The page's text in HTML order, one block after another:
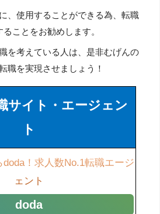
、使用することができる為、転職
ことをお勧めします。
を考えている人は、是非むげんの
職を実現させましょう！
サイト・エージェン
ト
！求人数No.1転職エージ
ェント
doda